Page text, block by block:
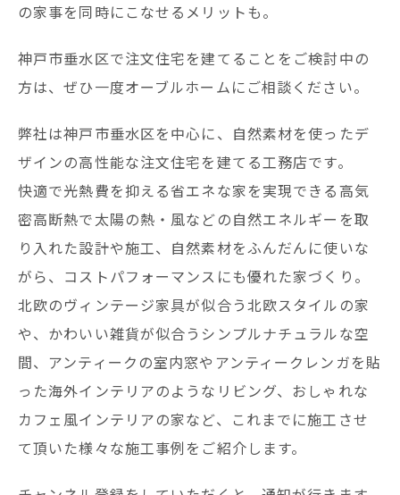
の家事を同時にこなせるメリットも。
神戸市垂水区で注文住宅を建てることをご検討中の
方は、ぜひ一度オーブルホームにご相談ください。
弊社は神戸市垂水区を中心に、自然素材を使ったデ
ザインの高性能な注文住宅を建てる工務店です。
快適で光熱費を抑える省エネな家を実現できる高気
密高断熱で太陽の熱・風などの自然エネルギーを取
り入れた設計や施工、自然素材をふんだんに使いな
がら、コストパフォーマンスにも優れた家づくり。
北欧のヴィンテージ家具が似合う北欧スタイルの家
や、かわいい雑貨が似合うシンプルナチュラルな空
間、アンティークの室内窓やアンティークレンガを貼
った海外インテリアのようなリビング、おしゃれな
カフェ風インテリアの家など、これまでに施工させ
て頂いた様々な施工事例をご紹介します。